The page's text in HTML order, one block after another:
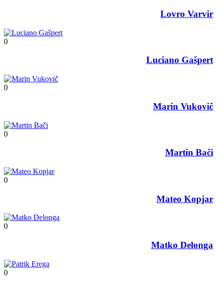
Lovro Varvir
0
Luciano Gašpert
0
Marin Vukovič
0
Martin Bači
0
Mateo Kopjar
0
Matko Delonga
0